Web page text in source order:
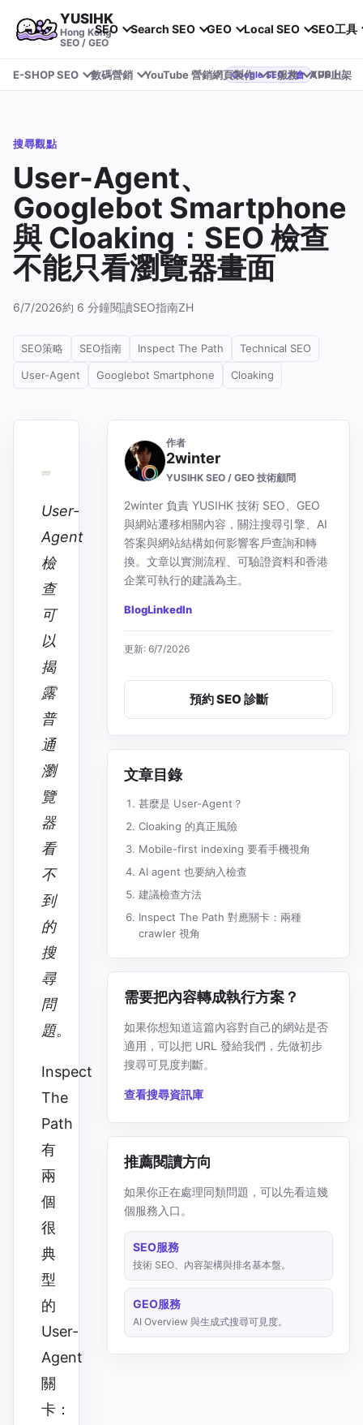
YUSIHK
Hong Kong
SEO / GEO
SEO Search SEO GEO Local SEO SEO工具
E-SHOP SEO 數碼營銷 YouTube 營銷網頁製作 IT服務 APP上架
Google SEO 大會 YUSIHK 近期參加 Google Search Central Live
搜尋觀點
User-Agent、
Googlebot Smartphone
與 Cloaking：SEO 檢查
不能只看瀏覽器畫面
6/7/2026約 6 分鐘閱讀SEO指南ZH
SEO策略 SEO指南 Inspect The Path Technical SEO
User-Agent Googlebot Smartphone Cloaking
User-
Agent
檢
查
可
以
揭
露
普
通
瀏
覽
器
看
不
到
的
搜
尋
問
題。
Inspect
The
Path
有
兩
個
很
典
型
的
User-
Agent
關
卡：
作者
2winter
YUSIHK SEO / GEO 技術顧問
2winter 負責 YUSIHK 技術 SEO、GEO
與網站遷移相關內容，關注搜尋引擎、AI
答案與網站結構如何影響客戶查詢和轉
換。文章以實測流程、可驗證資料和香港
企業可執行的建議為主。
BlogLinkedIn
更新: 6/7/2026
預約 SEO 診斷
文章目錄
甚麼是 User-Agent？
Cloaking 的真正風險
Mobile-first indexing 要看手機視角
AI agent 也要納入檢查
建議檢查方法
Inspect The Path 對應關卡：兩種
crawler 視角
需要把內容轉成執行方案？
如果你想知道這篇內容對自己的網站是否
適用，可以把 URL 發給我們，先做初步
搜尋可見度判斷。
查看搜尋資訊庫
推薦閱讀方向
如果你正在處理同類問題，可以先看這幾
個服務入口。
SEO服務
技術 SEO、內容架構與排名基本盤。
GEO服務
AI Overview 與生成式搜尋可見度。